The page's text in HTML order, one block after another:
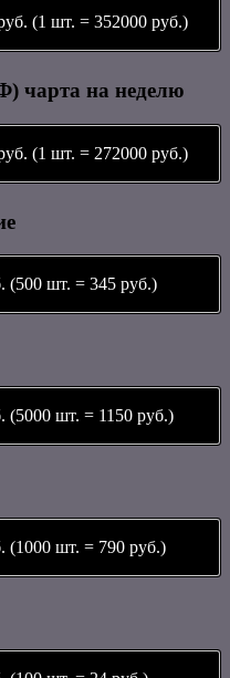
(1 шт. = 352000 руб.)
чарта на неделю
(1 шт. = 272000 руб.)
(500 шт. = 345 руб.)
(5000 шт. = 1150 руб.)
(1000 шт. = 790 руб.)